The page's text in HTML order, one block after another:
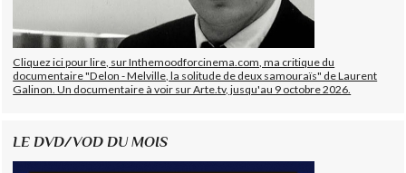
Cliquez ici pour lire, sur Inthemoodforcinema.com, ma critique du
documentaire "Delon - Melville, la solitude de deux samouraïs" de Laurent
Galinon. Un documentaire à voir sur Arte.tv, jusqu'au 9 octobre 2026.
LE DVD/VOD DU MOIS